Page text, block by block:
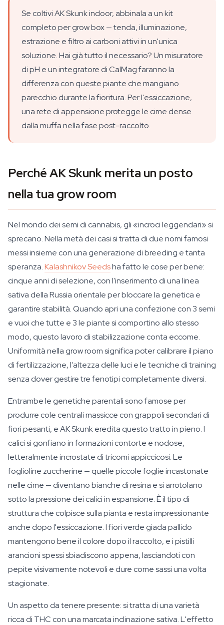
Se coltivi AK Skunk indoor, abbinala a un kit
completo per grow box — tenda, illuminazione,
estrazione e filtro ai carboni attivi in un'unica
soluzione. Hai già tutto il necessario? Un misuratore
di pH e un integratore di CalMag faranno la
differenza con queste piante che mangiano
parecchio durante la fioritura. Per l'essiccazione,
una rete di appensione protegge le cime dense
dalla muffa nella fase post-raccolto.
Perché AK Skunk merita un posto
nella tua grow room
Nel mondo dei semi di cannabis, gli «incroci leggendari» si
sprecano. Nella metà dei casi si tratta di due nomi famosi
messi insieme con una generazione di breeding e tanta
speranza.Kalashnikov Seedsha fatto le cose per bene:
cinque anni di selezione, con l'inserimento di una linea
sativa della Russia orientale per bloccare la genetica e
garantire stabilità. Quando apri una confezione con 3 semi
e vuoi che tutte e 3 le piante si comportino allo stesso
modo, questo lavoro di stabilizzazione conta eccome.
Uniformità nella grow room significa poter calibrare il piano
di fertilizzazione, l'altezza delle luci e le tecniche di training
senza dover gestire tre fenotipi completamente diversi.
Entrambe le genetiche parentali sono famose per
produrre cole centrali massicce con grappoli secondari di
fiori pesanti, e AK Skunk eredita questo tratto in pieno. I
calici si gonfiano in formazioni contorte e nodose,
letteralmente incrostate di tricomi appiccicosi. Le
foglioline zuccherine — quelle piccole foglie incastonate
nelle cime — diventano bianche di resina e si arrotolano
sotto la pressione dei calici in espansione. È il tipo di
struttura che colpisce sulla pianta e resta impressionante
anche dopo l'essiccazione. I fiori verde giada pallido
mantengono bene il colore dopo il raccolto, e i pistilli
arancioni spessi sbiadiscono appena, lasciandoti con
pepite visivamente notevoli e dure come sassi una volta
stagionate.
Un aspetto da tenere presente: si tratta di una varietà
ricca di THC con una marcata inclinazione sativa. L'effetto